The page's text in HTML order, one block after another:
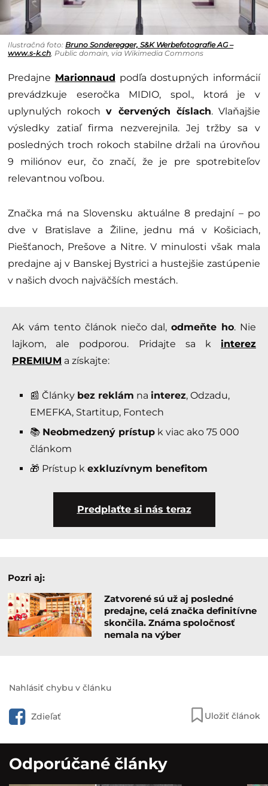
Ilustračná foto: Bruno Sonderegger, S&K Werbefotografie AG –
www.s-k.ch, Public domain, via Wikimedia Commons
Predajne Marionnaud podľa dostupných informácií
prevádzkuje eseročka MIDIO, spol., ktorá je v
uplynulých rokochv červených číslach. Vlaňajšie
výsledky zatiaľ firma nezverejnila. Jej tržby sa v
posledných troch rokoch stabilne držali na úrovňou
9 miliónov eur, čo značí, že je pre spotrebiteľov
relevantnou voľbou.
Značka má na Slovensku aktuálne 8 predajní – po
dve v Bratislave a Žiline, jednu má v Košiciach,
Piešťanoch, Prešove a Nitre. V minulosti však mala
predajne aj v Banskej Bystrici a hustejšie zastúpenie
v našich dvoch najväčších mestách.
Ak vám tento článok niečo dal,odmeňte ho. Nie
lajkom, ale podporou. Pridajte sa k interez
PREMIUM a získajte:
📰 Články bez reklám na interez, Odzadu,
EMEFKA, Startitup, Fontech
📚 Neobmedzený prístup k viac ako 75 000
článkom
🎁 Prístup k exkluzívnym benefitom
Predplaťte si nás teraz
Pozri aj:
Zatvorené sú už aj posledné
predajne, celá značka definitívne
skončila. Známa spoločnosť
nemala na výber
Nahlásiť chybu v článku
Zdieľať Uložiť článok
Odporúčané články